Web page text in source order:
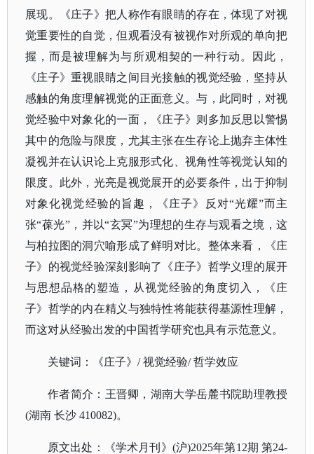
展现。《庄子》把人称作有眼睛的存在，体现了对视
觉重要性的自觉，但观看没有被视作对所观的单向把
握，而是被理解为与所观相契的一种行动。因此，
《庄子》重视眼睛之间目光接触的视觉经验，坚持从
感触的角度理解视觉的正面意义。与，此同时，对视
觉经验中对象化的一面，《庄子》则多加反思以警惕
其中的危险与限度，尤其主张在生存论上抛弃主体性
凝视并在认识论上克服形式化、视角性等视觉认知的
限度。此外，光亮是视觉展开的必要条件，出于抑制
对象化视觉经验的旨趣，《庄子》反对“光耀”而主
张“葆光”，并以“玄冥”为理想的生存与观看之境，这
与柏拉图的洞穴喻形成了鲜明对比。整体来看，《庄
子》的视觉经验深刻影响了《庄子》哲学义理的展开
与思想品格的塑造，从视觉经验的角度切入，《庄
子》哲学的内在精义与独特性将能获得基源性理解，
而这对从经验出发的中国哲学研究也具有示范意义。
关键词：《庄子》 / 视觉经验/ 哲学效应
作者简介：王晋卿，湖南大学岳麓书院助理教授
(湖南 长沙 410082)。
原文出处：《学术月刊》 (沪)2025年第12期 第24-